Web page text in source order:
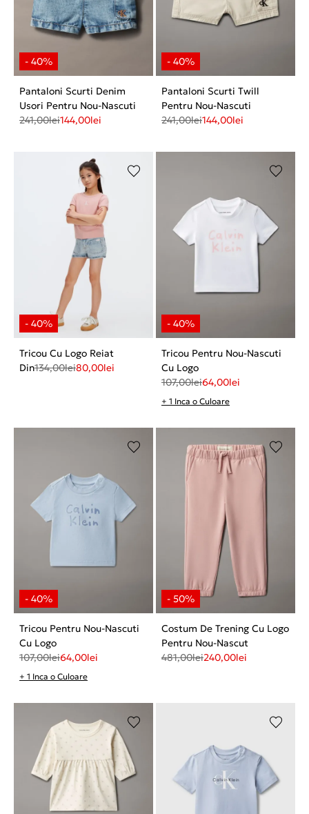
Pantaloni Scurti Denim
Usori Pentru Nou-Nascuti
241,00lei144,00lei
Pantaloni Scurti Twill
Pentru Nou-Nascuti
241,00lei144,00lei
Tricou Cu Logo Reiat
Din134,00lei80,00lei
Tricou Pentru Nou-Nascuti
Cu Logo
107,00lei64,00lei
+ 1 Inca o Culoare
Tricou Pentru Nou-Nascuti
Cu Logo
107,00lei64,00lei
+ 1 Inca o Culoare
Costum De Trening Cu Logo
Pentru Nou-Nascut
481,00lei240,00lei